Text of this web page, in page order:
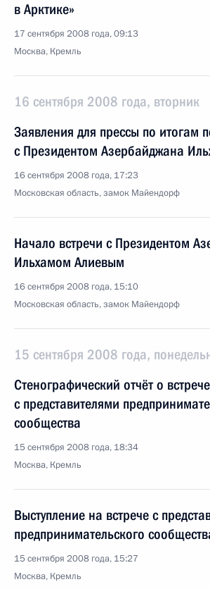
в Арктике»
17 сентября 2008 года, 09:13
Москва, Кремль
16 сентября 2008 года, вторник
Заявления для прессы по итогам
с Президентом Азербайджана
16 сентября 2008 года, 17:23
Московская область, замок Майендорф
Начало встречи с Президентом
Ильхамом Алиевым
16 сентября 2008 года, 15:10
Московская область, замок Майендорф
15 сентября 2008 года,
Стенографический отчёт о встрече
с представителями
сообщества
15 сентября 2008 года, 18:34
Москва, Кремль
Выступление на встрече с
предпринимательского
15 сентября 2008 года, 15:27
Москва, Кремль